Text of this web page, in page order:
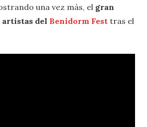
una vez más, el gran
del Benidorm Fest tras el